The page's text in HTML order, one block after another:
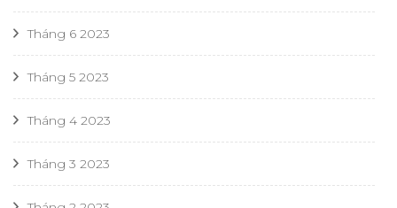
Tháng 6 2023
Tháng 5 2023
Tháng 4 2023
Tháng 3 2023